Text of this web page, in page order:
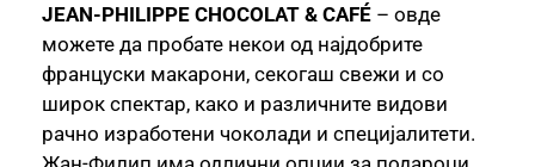
JEAN-PHILIPPE CHOCOLAT & CAFÉ – овде
можете да пробате некои од најдобрите
француски макарони, секогаш свежи и со
широк спектар, како и различните видови
рачно изработени чоколади и специјалитети.